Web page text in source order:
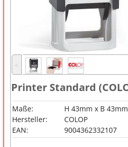
˂
Printer Standard
Maße:
H 43mm x B 43mm
Hersteller:
COLOP
EAN:
9004362332107